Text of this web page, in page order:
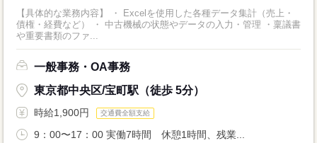
【具体的な業務内容】 ・ Excelを使用した各種データ集計（売上・
債権・経費など） ・ 中古機械の状態やデータの入力・管理 ・稟議書
や重要書類のファ...
一般事務・OA事務
東京都中央区/宝町駅（徒歩 5分）
時給1,900円 交通費全額支給
9：00〜17：00 実働7時間 休憩1時間、残業...